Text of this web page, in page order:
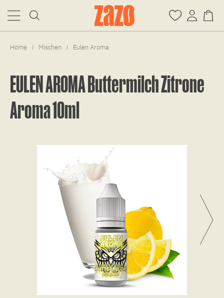
Home | Mischen | Eulen Aroma
EULEN AROMA Buttermilch Zitrone
Aroma 10ml